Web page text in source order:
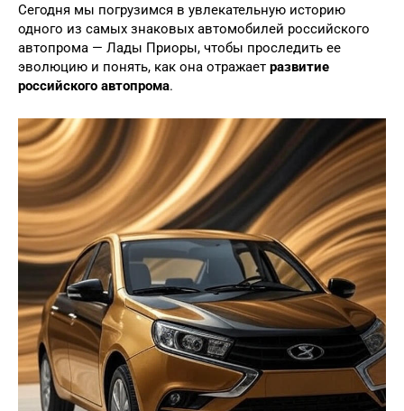
Сегодня мы погрузимся в увлекательную историю
одного из самых знаковых автомобилей российского
автопрома — Лады Приоры, чтобы проследить ее
эволюцию и понять, как она отражает развитие
российского автопрома.